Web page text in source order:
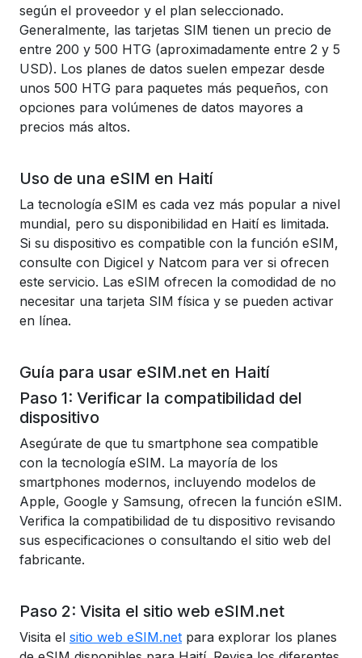
según el proveedor y el plan seleccionado.
Generalmente, las tarjetas SIM tienen un precio de
entre 200 y 500 HTG (aproximadamente entre 2 y 5
USD). Los planes de datos suelen empezar desde
unos 500 HTG para paquetes más pequeños, con
opciones para volúmenes de datos mayores a
precios más altos.
Uso de una eSIM en Haití
La tecnología eSIM es cada vez más popular a nivel
mundial, pero su disponibilidad en Haití es limitada.
Si su dispositivo es compatible con la función eSIM,
consulte con Digicel y Natcom para ver si ofrecen
este servicio. Las eSIM ofrecen la comodidad de no
necesitar una tarjeta SIM física y se pueden activar
en línea.
Guía para usar eSIM.net en Haití
Paso 1: Verificar la compatibilidad del
dispositivo
Asegúrate de que tu smartphone sea compatible
con la tecnología eSIM. La mayoría de los
smartphones modernos, incluyendo modelos de
Apple, Google y Samsung, ofrecen la función eSIM.
Verifica la compatibilidad de tu dispositivo revisando
sus especificaciones o consultando el sitio web del
fabricante.
Paso 2: Visita el sitio web eSIM.net
Visita el sitio web eSIM.net para explorar los planes